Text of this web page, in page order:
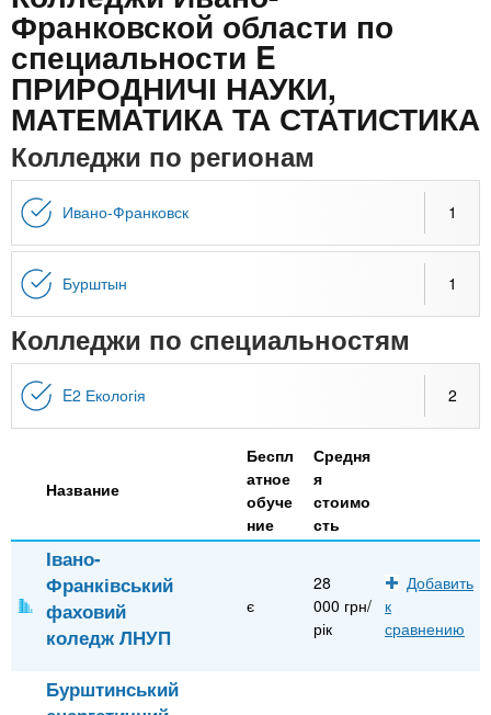
n
t
s
.
i
n
f
o
х
з
а
в
е
д
и
Онлайн курсы
За рубежом
Франковской области по
специальности E
ПРИРОДНИЧІ НАУКИ,
МАТЕМАТИКА ТА СТАТИСТИКА
Колледжи по регионам
Ивано-Франковск 1
Бурштын 1
Колледжи по специальностям
E2 Екологія 2
Название
Беспл
атное
обуче
ние
Средня
я
стоимо
сть
Івано-
Франківський
фаховий
коледж ЛНУП
є
28
000 грн/
рік
Добавить
к
сравнению
Бурштинський